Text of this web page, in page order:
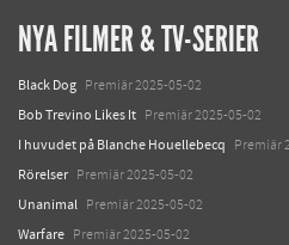
NYA FILMER & TV-SERIER
Black Dog Premiär 2025-05-02
Bob Trevino Likes It Premiär 2025-05-02
I huvudet på Blanche Houellebecq Premiär
Rörelser Premiär 2025-05-02
Unanimal Premiär 2025-05-02
Warfare Premiär 2025-05-02